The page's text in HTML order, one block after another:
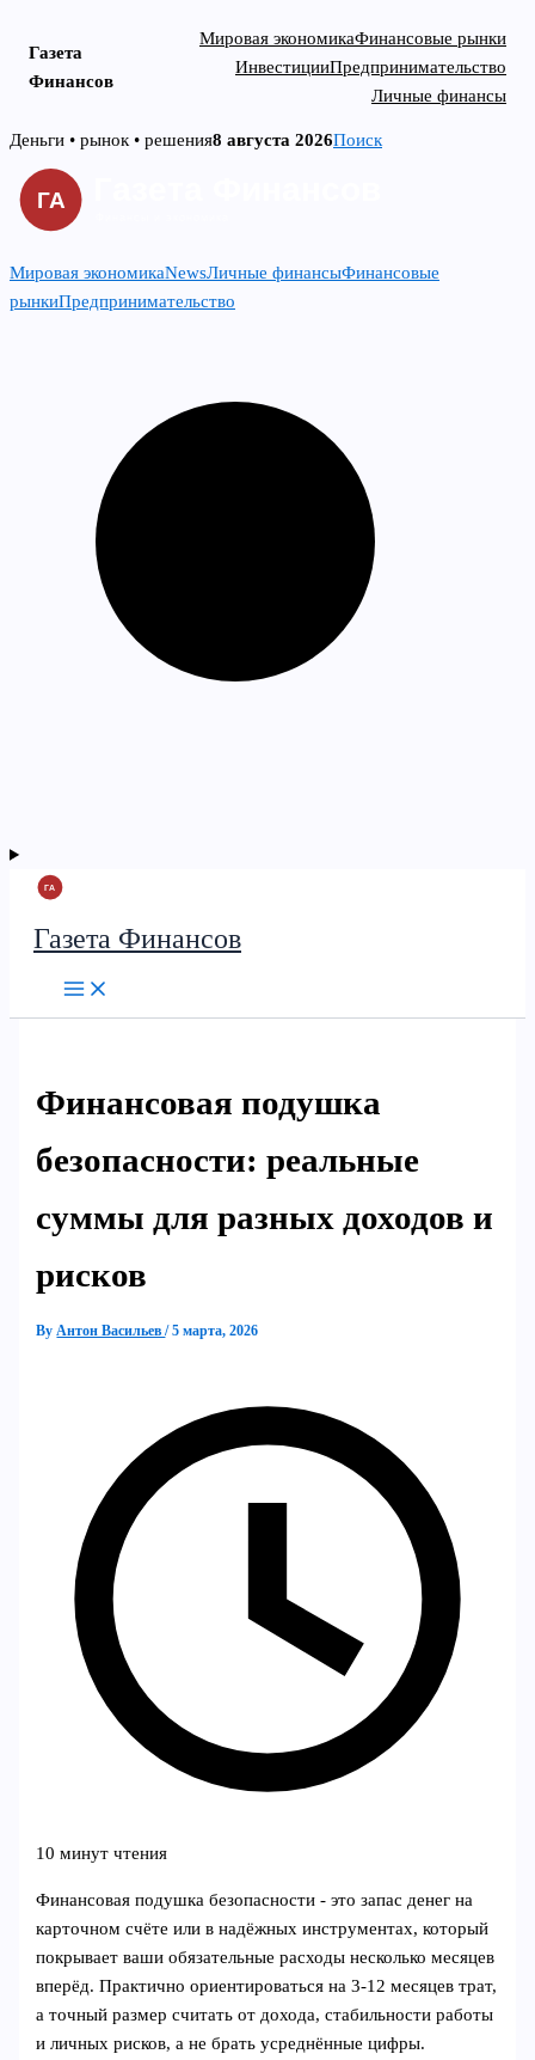
Газета
Финансов
Мировая экономикаФинансовые рынки
ИнвестицииПредпринимательство
Личные финансы
Skip
content
Деньги • рынок • решения8 августа 2026Поиск
Мировая экономикаNewsЛичные финансыФинансовые
рынкиПредпринимательство
Газета Финансов
Финансовая подушка
безопасности: реальные
суммы для разных доходов и
рисков
ByАнтон Васильев/5 марта, 2026
10 минут чтения
Финансовая подушка безопасности - это запас денег на
карточном счёте или в надёжных инструментах, который
покрывает ваши обязательные расходы несколько месяцев
вперёд. Практично ориентироваться на 3-12 месяцев трат,
а точный размер считать от дохода, стабильности работы
и личных рисков, а не брать усреднённые цифры.